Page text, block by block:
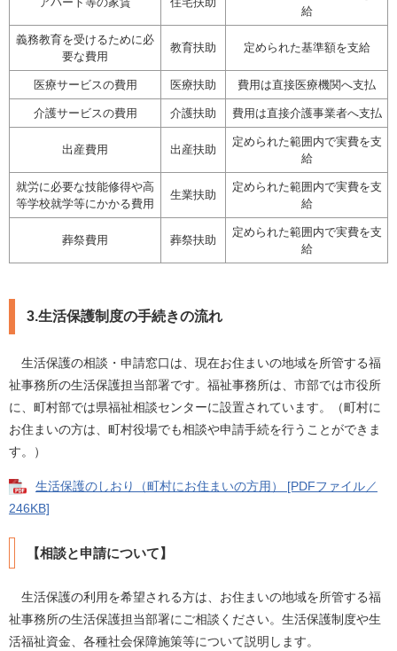
給
義務教育を受けるために必
要な費用
教育扶助 定められた基準額を支給
医療サービスの費用 医療扶助 費用は直接医療機関へ支払
介護サービスの費用 介護扶助 費用は直接介護事業者へ支払
出産費用 出産扶助
定められた範囲内で実費を支
給
就労に必要な技能修得や高
等学校就学等にかかる費用
生業扶助
定められた範囲内で実費を支
給
葬祭費用 葬祭扶助
定められた範囲内で実費を支
給
3.生活保護制度の手続きの流れ
生活保護の相談・申請窓口は、現在お住まいの地域を所管する福
祉事務所の生活保護担当部署です。福祉事務所は、市部では市役所
に、町村部では県福祉相談センターに設置されています。（町村に
お住まいの方は、町村役場でも相談や申請手続を行うことができま
す。）
生活保護のしおり（町村にお住まいの方用） [PDFファイル／
246KB]
【相談と申請について】
生活保護の利用を希望される方は、お住まいの地域を所管する福
祉事務所の生活保護担当部署にご相談ください。生活保護制度や生
活福祉資金、各種社会保障施策等について説明します。